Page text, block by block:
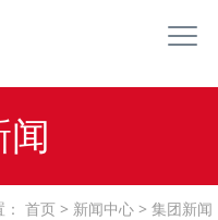
闻
首页 > 新闻中心 > 集团新闻